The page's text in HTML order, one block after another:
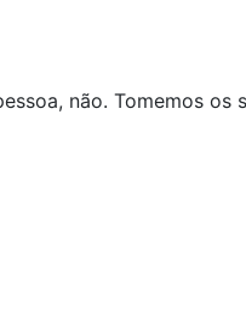
não. Tomemos os